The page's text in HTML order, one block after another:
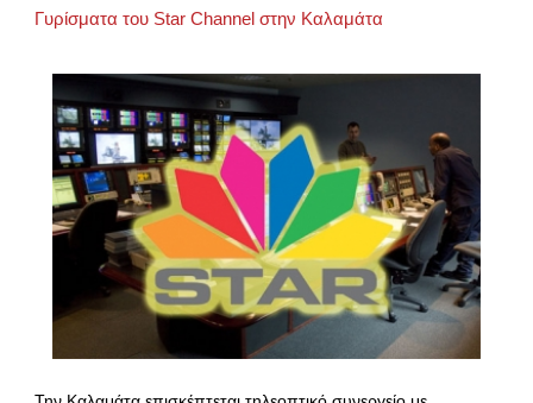
Γυρίσματα του Star Channel στην Καλαμάτα